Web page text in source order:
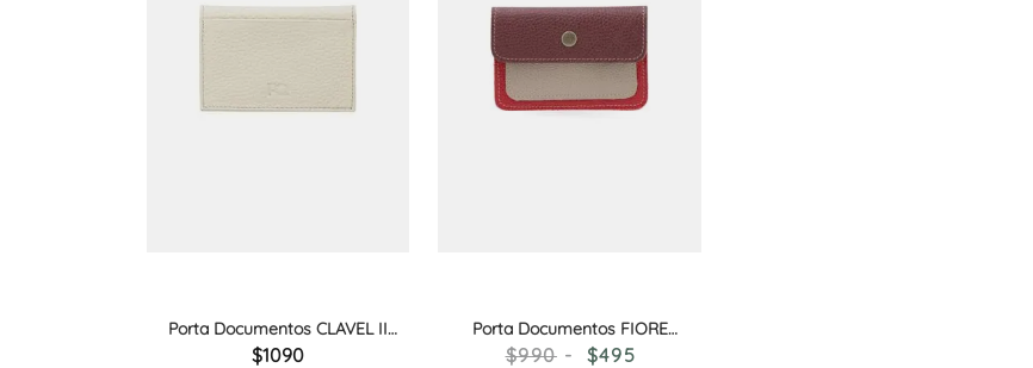
Porta Documentos CLAVEL II
CRUDO
1090
Porta Documentos FIORE
ROJO/BORDEAUX
990
495